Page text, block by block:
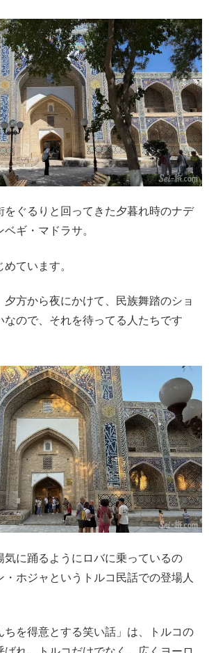
をぐるりと回ってきた夕暮れ時のナデ
ギ・マドラサ。
ています。
方から夜にかけて、民族舞踏のショ
なので、それを待ってる人たちです
気に踊るようにロバに乗っているの
・ホジャというトルコ民話での登場人
ちを得意とする笑い話」は、トルコの